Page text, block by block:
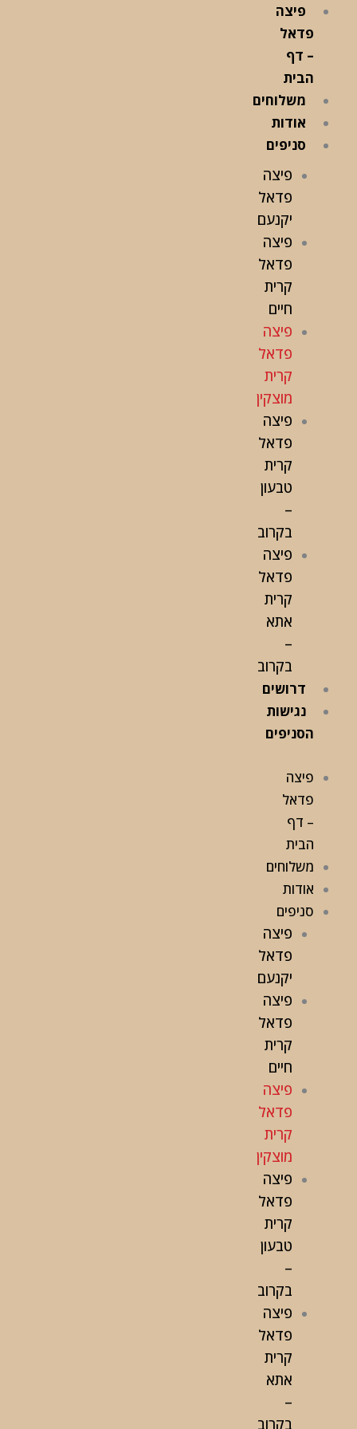
פיצה
פדאל
– דף
הבית
משלוחים
אודות
סניפים
פיצה
פדאל
יקנעם
פיצה
פדאל
קרית
חיים
פיצה
פדאל
קרית
מוצקין
פיצה
פדאל
קרית
טבעון
–
בקרוב
פיצה
פדאל
קרית
אתא
–
בקרוב
דרושים
נגישות
הסניפים
פיצה
פדאל
– דף
הבית
משלוחים
אודות
סניפים
פיצה
פדאל
יקנעם
פיצה
פדאל
קרית
חיים
פיצה
פדאל
קרית
מוצקין
פיצה
פדאל
קרית
טבעון
–
בקרוב
פיצה
פדאל
קרית
אתא
–
בקרוב